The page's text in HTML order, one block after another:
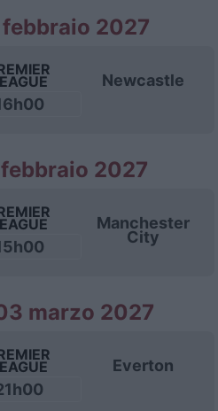
2027
Newcastle
2027
Manchester
City
marzo 2027
Everton